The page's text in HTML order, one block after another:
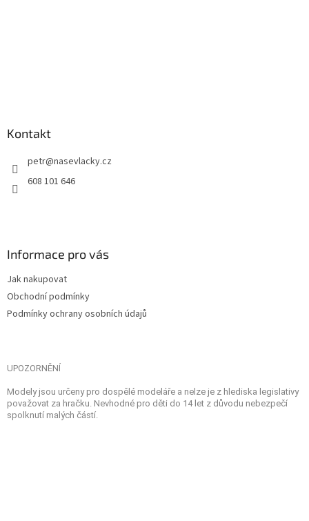
Kontakt
petr@nasevlacky.cz
608 101 646
Informace pro vás
Jak nakupovat
Obchodní podmínky
Podmínky ochrany osobních údajů
UPOZORNĚNÍ
Modely jsou určeny pro dospělé modeláře a nelze je z hlediska legislativy
považovat za hračku. Nevhodné pro děti do 14 let z důvodu nebezpečí
spolknutí malých částí.